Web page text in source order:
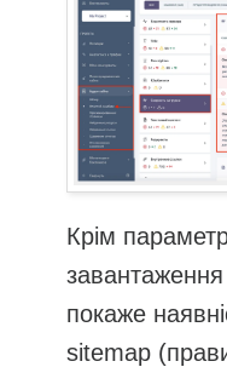
Крім
завантаження
покаже
sitemap